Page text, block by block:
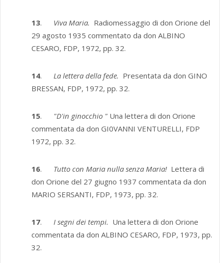
13. Viva Maria. Radiomessaggio di don Orione del
29 agosto 1935 commen­tato da don ALBINO
CESARO, FDP, 1972, pp. 32.
14. La lettera della fede. Presentata da don GINO
BRESSAN, FDP, 1972, pp. 32.
15. "D'in ginocchio " Una lettera di don Orione
commentata da don GI0VANNI VENTURELLI, FDP
1972, pp. 32.
16. Tutto con Maria nulla senza Maria! Lettera di
don Orione del 27 giugno 1937 commentata da don
MARIO SERSANTI, FDP, 1973, pp. 32.
17. I segni dei tempi. Una lettera di don Orione
commentata da don ALBINO CESARO, FDP, 1973, pp.
32.